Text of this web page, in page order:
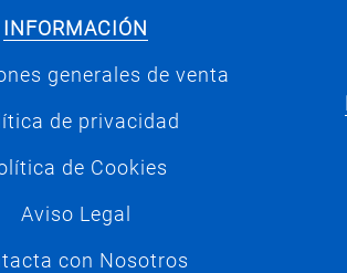
INFORMACIÓN
generales de venta
de privacidad
de Cookies
Aviso Legal
con Nosotros